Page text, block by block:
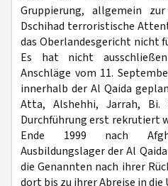
Gruppierung, allgemein
Dschihad terroristische
das Oberlandesgericht nicht
Es hat nicht
Anschläge vom 11.
innerhalb der Al Qaida
Atta, Alshehhi, Jarrah, Bi.
Durchführung erst rekrutiert
Ende 1999 nach
Ausbildungslager der Al
die Genannten nach ihrer
dort bis zu ihrer Abreise in die